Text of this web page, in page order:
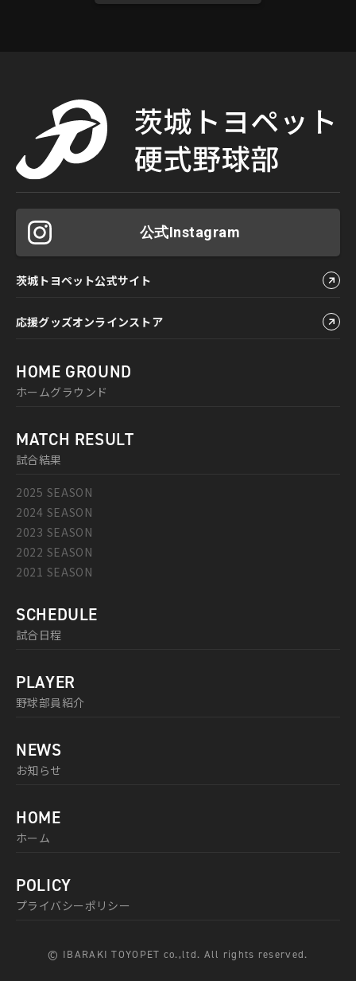
公式Instagram
茨城トヨペット公式サイト
応援グッズオンラインストア
HOME GROUND
ホームグラウンド
MATCH RESULT
試合結果
2025 SEASON
2024 SEASON
2023 SEASON
2022 SEASON
2021 SEASON
SCHEDULE
試合日程
PLAYER
野球部員紹介
NEWS
お知らせ
HOME
ホーム
POLICY
プライバシーポリシー
© IBARAKI TOYOPET co.,ltd. All rights reserved.